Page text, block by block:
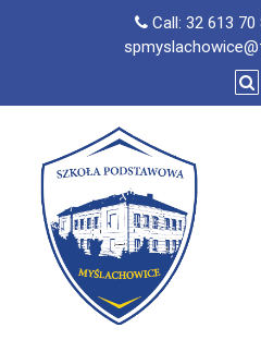
Call: 32 613 70